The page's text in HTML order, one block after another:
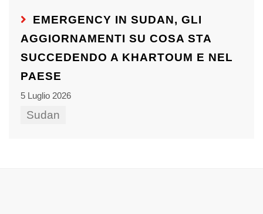
EMERGENCY IN SUDAN, GLI
AGGIORNAMENTI SU COSA STA
SUCCEDENDO A KHARTOUM E NEL
PAESE
5 Luglio 2026
Sudan